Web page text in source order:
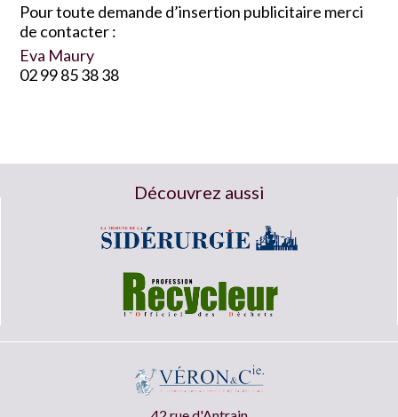
Pour toute demande d’insertion publicitaire merci
de contacter :
Eva Maury
02 99 85 38 38
Découvrez aussi